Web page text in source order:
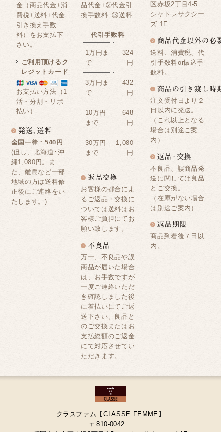
金（商品代金+消
費税+送料+代金
引き換え手数
料）をお支払下
さい。
ご利用頂けるク
レジットカード
お支払い方法（1
活・分割・リボ
払い）
全国一律：540円
(但し、北海道･沖
縄1,080円。ま
た、離島など一部
地域の方は送料修
正後にご連絡をい
たします。)
品代金+②代金引
換手数料+③送料
代引手数料
1万円ま
で
324
円
3万円ま
で
432
円
10万円
まで
648
円
30万円
まで
1,080
円
お客様の都合によ
るご返品・交換に
ついては送料はお
客様ご負担にてお
願い致します。
万一、不良品や誤
商品が届いた場合
は、お手数ですが
一度ご連絡いただ
き確認しました後
に着払いにてご返
送下さい。良品と
のご交換またはお
支払総額のご返金
にて対応させてい
ただきます。
区赤坂2丁目4-5
シャトレサクシー
ズ 1F
送料、消費税、代
引手数料or振込手
数料。
注文受付日より２
日以内に発送。
（これ以上となる
場合は別途ご案
内）
不良品、誤商品発
送に関しては良品
とご交換。
（在庫がない場合
は別途ご案内）
商品到着後７日以
内。
クラスファム【CLASSE FEMME】
〒810-0042